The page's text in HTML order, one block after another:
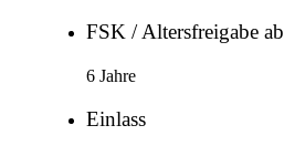
FSK / Altersfreigabe ab
6 Jahre
Einlass